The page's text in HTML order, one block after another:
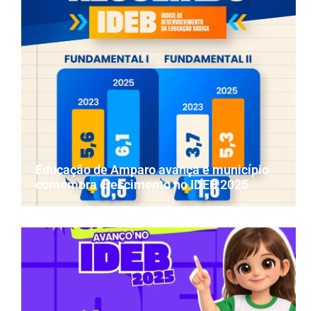
Educação de Amparo avança e município
comemora crescimento no IDEB 2025